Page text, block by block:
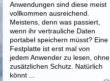
Anwendungen sind diese meist
vollkommen ausreichend.
Meistens, denn was passiert,
wenn ihr vertrauliche Daten
portabel speichern müsst? Eine
Festplatte ist erst mal von
jedem Anwender zu lesen, ohne
zusätzlichen Schutz. Natürlich
könnt ...